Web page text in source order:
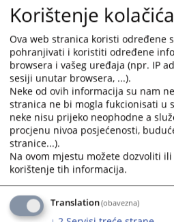
Trenutno
Korištenje kolačića
Ova web stranica koristi određene
pohranjivati i koristiti određene
browsera i vašeg uređaja (npr. IP
sesiji unutar browsera, ...).
Neke od ovih informacija su nam
stranica ne bi mogla fukcionisati u
neke nisu prijeko neophodne a
procjenu nivoa posjećenosti,
stranice...).
Na ovom mjestu možete dozvoliti
korištenje tih informacija.
Translation(obavezna)